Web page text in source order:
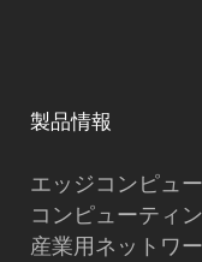
製品情報
エッジコンピュ
コンピューティ
産業用ネットワ